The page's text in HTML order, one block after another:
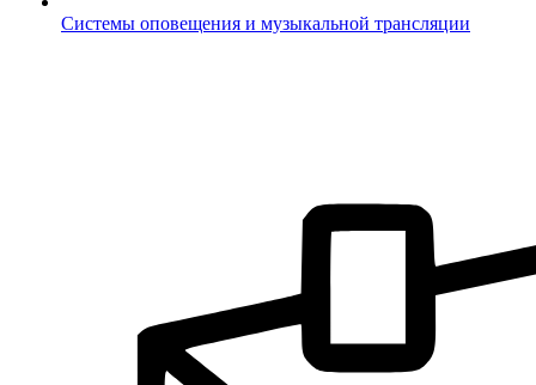
Системы оповещения и музыкальной трансляции